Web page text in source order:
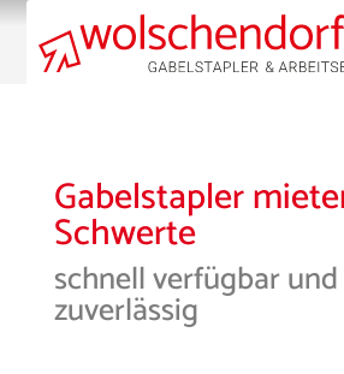
Gabelstapler
Schwerte
schnell verfügbar und
zuverlässig